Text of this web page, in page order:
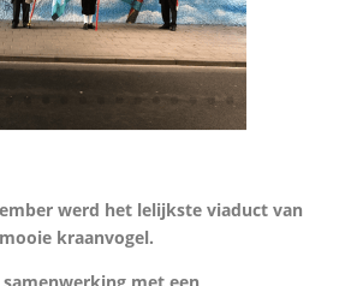
werd het lelijkste viaduct van
kraanvogel.